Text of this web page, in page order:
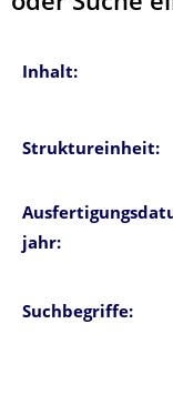
Inhalt:
Struktureinheit:
jahr:
Suchbegriffe: